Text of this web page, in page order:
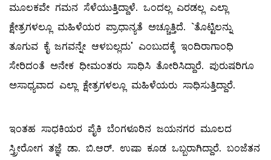
ಮೂಲಕವೇ ಗಮನ ಸೆಳೆಯುತ್ತಿದ್ದಾಳೆ. ಒಂದಲ್ಲ ಎರಡಲ್ಲ ಎಲ್ಲಾ
ಕ್ಷೇತ್ರಗಳಲ್ಲೂ ಮಹಿಳೆಯರ ಪ್ರಾಧಾನ್ಯತೆ ಅಚ್ಚೂತ್ತಿದೆ. `ತೊಟ್ಟಿಲನ್ನು
ತೂಗುವ ಕೈ ಜಗವನ್ನೇ ಆಳಬಲ್ಲದು' ಎಂಬುದಕ್ಕೆ ಇಂದಿರಾಗಾಂಧಿ
ಸೇರಿದಂತೆ ಅನೇಕ ಧೀಮಂತರು ಸಾಧಿಸಿ ತೋರಿಸಿದ್ದಾರೆ. ಪುರುಷರಿಗೂ
ಅಸಾಧ್ಯವಾದ ಎಲ್ಲಾ ಕ್ಷೇತ್ರಗಳಲ್ಲೂ ಮಹಿಳೆಯರು ಸಾಧಿಸುತ್ತಿದ್ದಾರೆ.
ಇಂತಹ ಸಾಧಕಿಯರ ಪೈಕಿ ಬೆಂಗಳೂರಿನ ಜಯನಗರ ಮೂಲದ
ಸ್ತ್ರೀರೋಗ ತಜ್ಞೆ ಡಾ. ಬಿ.ಆರ್‌. ಉಷಾ ಕೂಡ ಒಬ್ಬರಾಗಿದ್ದಾರೆ. ಬಂಜೆತನ